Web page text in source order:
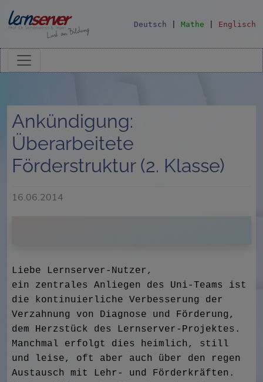
Deutsch Mathe Englisch
Ankündigung:
Überarbeitete
Förderstruktur (2. Klasse)
16.06.2014
Liebe Lernserver-Nutzer,
ein zentrales Anliegen des Uni-Teams ist
die kontinuierliche Verbesserung der
Verzahnung von Diagnose und Förderung,
dem Herzstück des Lernserver-Projektes.
Manchmal erfolgt dies heimlich, still
und leise, oft aber auch über den regen
Austausch mit Lehr- und Förderkräften.